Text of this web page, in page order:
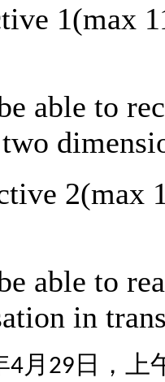
1(max
able to
2(max
able to
in
4月29日，上